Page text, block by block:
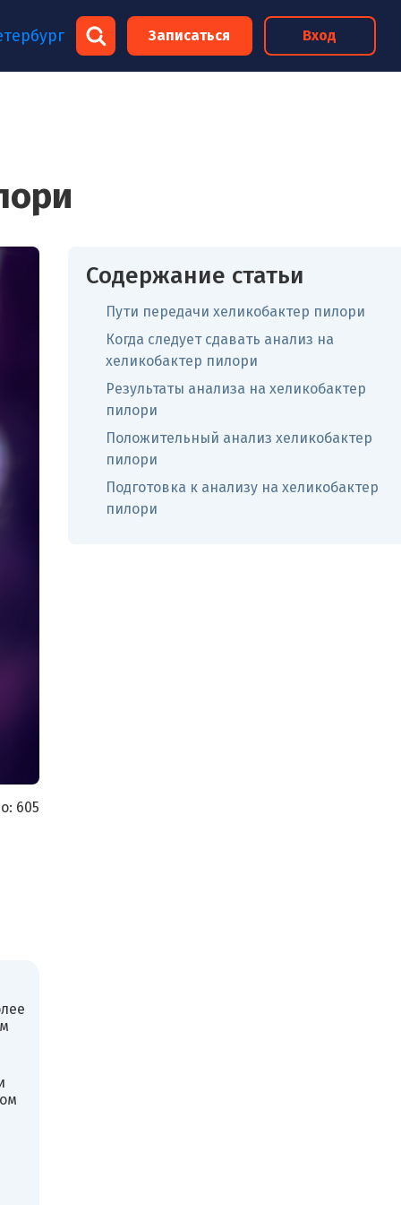
Записаться Вход
605
Содержание статьи
Пути передачи хеликобактер пилори
Когда следует сдавать анализ на
хеликобактер пилори
Результаты анализа на хеликобактер
пилори
Положительный анализ хеликобактер
пилори
Подготовка к анализу на хеликобактер
пилори
×